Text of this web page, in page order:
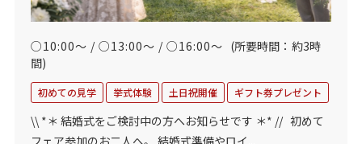
○10:00～ / ○13:00～ / ○16:00～ (所要時間：約3時
間)
初めての見学 挙式体験 土日祝開催 ギフト券プレゼント
\\ *＊ 結婚式をご検討中の方へお知らせです ＊* // 初めて